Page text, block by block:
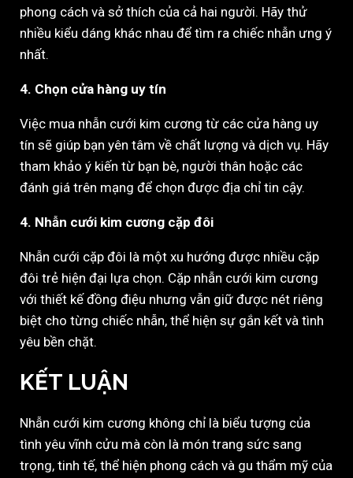
phong cách và sở thích của cả hai người. Hãy thử
nhiều kiểu dáng khác nhau để tìm ra chiếc nhẫn ưng ý
nhất.
4. Chọn cửa hàng uy tín
Việc mua nhẫn cưới kim cương từ các cửa hàng uy
tín sẽ giúp bạn yên tâm về chất lượng và dịch vụ. Hãy
tham khảo ý kiến từ bạn bè, người thân hoặc các
đánh giá trên mạng để chọn được địa chỉ tin cậy.
4. Nhẫn cưới kim cương cặp đôi
Nhẫn cưới cặp đôi là một xu hướng được nhiều cặp
đôi trẻ hiện đại lựa chọn. Cặp nhẫn cưới kim cương
với thiết kế đồng điệu nhưng vẫn giữ được nét riêng
biệt cho từng chiếc nhẫn, thể hiện sự gắn kết và tình
yêu bền chặt.
KẾT LUẬN
Nhẫn cưới kim cương không chỉ là biểu tượng của
tình yêu vĩnh cửu mà còn là món trang sức sang
trọng, tinh tế, thể hiện phong cách và gu thẩm mỹ của